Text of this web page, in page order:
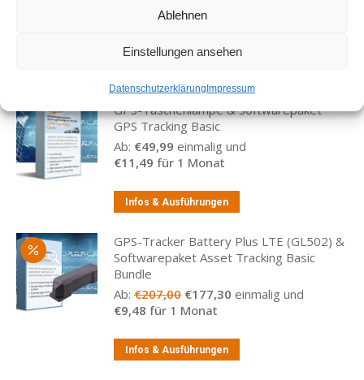
Ablehnen
Einstellungen ansehen
Datenschutzerklärung Impressum
GPS-Taschenlampe & Softwarepaket
GPS Tracking Basic
Ab: €49,99 einmalig und
€11,49 für 1 Monat
Infos & Ausführungen
GPS-Tracker Battery Plus LTE (GL502) &
Softwarepaket Asset Tracking Basic
Bundle
Ab: €207,00 Ursprünglicher
Preis
€207,00
€177,30 Aktueller
€177,30.
einmalig und
€9,48 für 1 Monat
Infos & Ausführungen